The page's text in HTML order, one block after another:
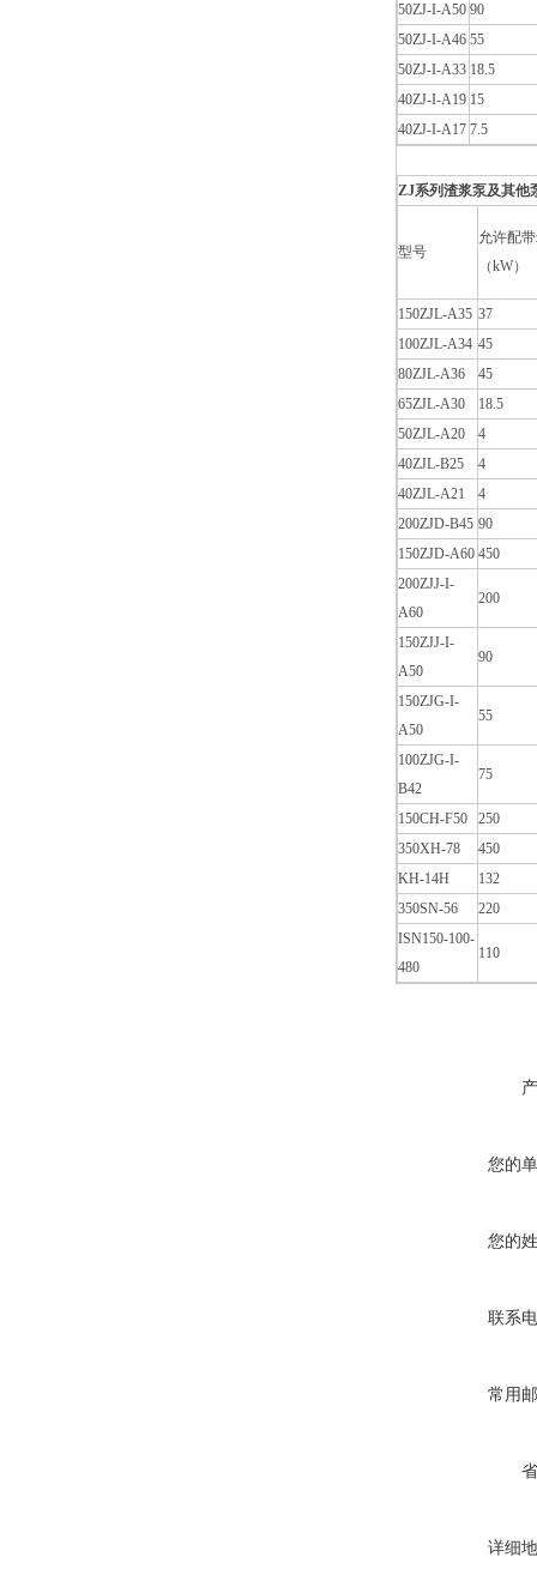
50ZJ-I-A50 90
50ZJ-I-A46 55
50ZJ-I-A33 18.5
40ZJ-I-A19 15
40ZJ-I-A17 7.5
ZJ系列渣浆泵及其他
型号
允许配
（kW）
150ZJL-A35 37
100ZJL-A34 45
80ZJL-A36
45
65ZJL-A30
18.5
50ZJL-A20
4
40ZJL-B25
4
40ZJL-A21
4
200ZJD-B45 90
150ZJD-A60 450
200ZJJ-I-
A60
200
150ZJJ-I-
A50
90
150ZJG-I-
A50
55
100ZJG-I-
B42
75
150CH-F50
250
350XH-78
450
KH-14H
132
350SN-56
220
ISN150-100-
480
110
您的
您的
联系
常用
详细